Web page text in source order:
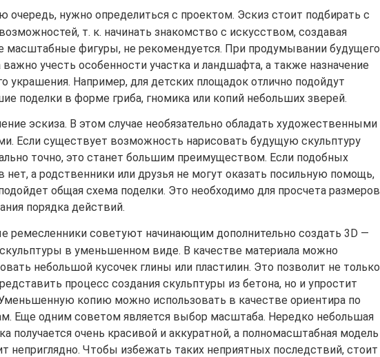
очередь, нужно определиться с проектом. Эскиз стоит подбирать с
т. к. начинать знакомство с искусством, создавая
масштабные фигуры, не рекомендуется. При продумывании будущего
важно учесть особенности участка и ландшафта, а также назначение
украшения. Например, для детских площадок отлично подойдут
поделки в форме гриба, гномика или копий небольших зверей.
эскиза. В этом случае необязательно обладать художественными
Если существует возможность нарисовать будущую скульптуру
точно, это станет большим преимуществом. Если подобных
нет, а родственники или друзья не могут оказать посильную помощь,
общая схема поделки. Это необходимо для просчета размеров
порядка действий.
ремесленники советуют начинающим дополнительно создать 3D —
в уменьшенном виде. В качестве материала можно
небольшой кусочек глины или пластилин. Это позволит не только
процесс создания скульптуры из бетона, но и упростит
копию можно использовать в качестве ориентира по
Еще одним советом является выбор масштаба. Нередко небольшая
получается очень красивой и аккуратной, а полномасштабная модель
неприглядно. Чтобы избежать таких неприятных последствий, стоит